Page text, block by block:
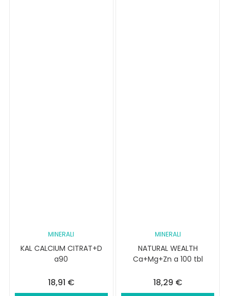
MINERALI
KAL CALCIUM CITRAT+D
a90
18,91 €
MINERALI
NATURAL WEALTH
Ca+Mg+Zn a 100 tbl
18,29 €